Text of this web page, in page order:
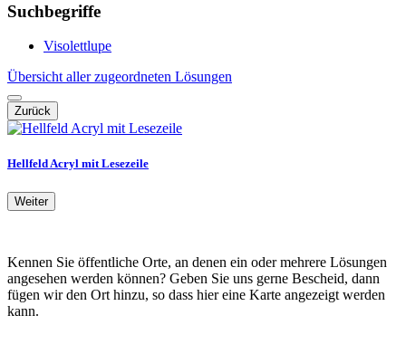
Suchbegriffe
Visolettlupe
Übersicht aller zugeordneten Lösungen
Zurück
Hellfeld Acryl mit Lesezeile
Weiter
Kennen Sie öffentliche Orte, an denen ein oder mehrere Lösungen
angesehen werden können? Geben Sie uns gerne Bescheid, dann
fügen wir den Ort hinzu, so dass hier eine Karte angezeigt werden
kann.